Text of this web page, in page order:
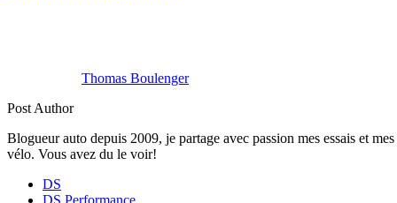
Thomas Boulenger
Post Author
Blogueur auto depuis 2009, je partage avec passion mes essais et
vélo. Vous avez du le voir!
DS
DS Performance